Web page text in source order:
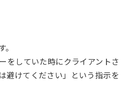
をしていた時にクライアントさ
避けてください」という指示を